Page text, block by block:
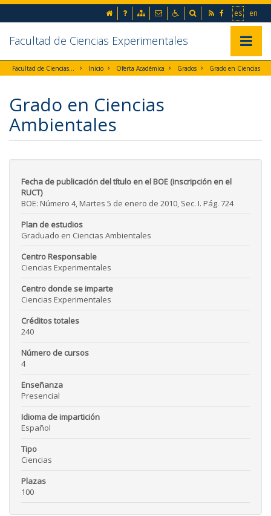
Ir al contenido principal de la página (alt + s)
Ir a la cabecera de la página (alt + c)
Ir al pie de la página (alt + p)
Ir al menú principal (alt + u)
esIr a la
en
RSS Facebook
inicio Preguntas frecuentes
Mapa webContactoAccesibilidad
Buscador
Facultad de Ciencias Experimentales
Facultad de Ciencias Experimentales Inicio Oferta Académica Grados
Grado en Ciencias
Ambientales
Fecha de publicación del título en el BOE (inscripción en el
RUCT)
BOE: Número 4, Martes 5 de enero de 2010, Sec. I. Pág. 724
Plan de estudios
Graduado en Ciencias Ambientales
Centro Responsable
Ciencias Experimentales
Centro donde se imparte
Ciencias Experimentales
Créditos totales
240
Número de cursos
4
Enseñanza
Presencial
Idioma de impartición
Español
Tipo
Ciencias
Plazas
100